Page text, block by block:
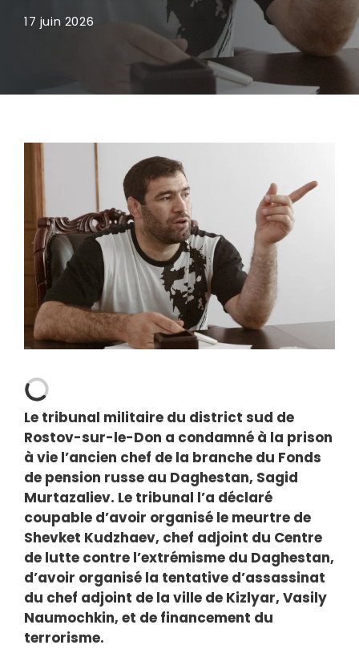
17 juin 2026
Le tribunal militaire du district sud de
Rostov-sur-le-Don a condamné à la prison
à vie l’ancien chef de la branche du Fonds
de pension russe au Daghestan, Sagid
Murtazaliev. Le tribunal l’a déclaré
coupable d’avoir organisé le meurtre de
Shevket Kudzhaev, chef adjoint du Centre
de lutte contre l’extrémisme du Daghestan,
d’avoir organisé la tentative d’assassinat
du chef adjoint de la ville de Kizlyar, Vasily
Naumochkin, et de financement du
terrorisme.